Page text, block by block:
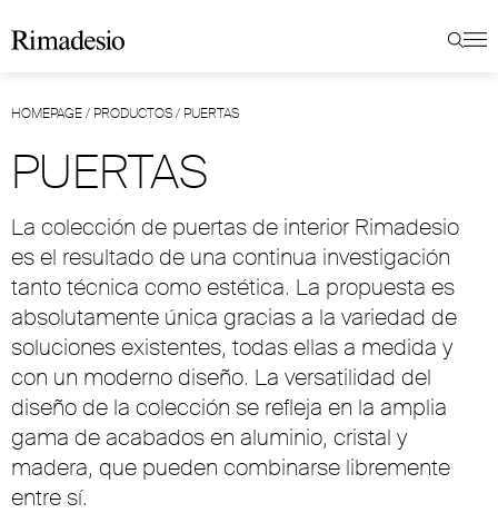
HOMEPAGE/ PRODUCTOS/ PUERTAS
PUERTAS
La colección de puertas de interior Rimadesio
es el resultado de una continua investigación
tanto técnica como estética. La propuesta es
absolutamente única gracias a la variedad de
soluciones existentes, todas ellas a medida y
con un moderno diseño. La versatilidad del
diseño de la colección se refleja en la amplia
gama de acabados en aluminio, cristal y
madera, que pueden combinarse libremente
entre sí.